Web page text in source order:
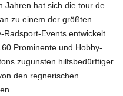
Jahren hat sich die tour de
zu einem der größten
Radsport-Events entwickelt.
Prominente und Hobby-
zugunsten hilfsbedürftiger
den regnerischen